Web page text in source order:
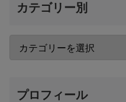
カテゴリー別
プロフィール